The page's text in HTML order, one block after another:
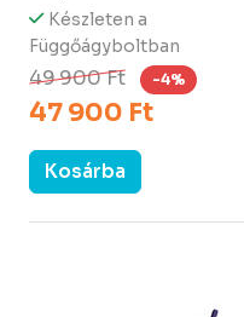
Készleten a
Függőágyboltban
49 900 Ft -4%
47 900 Ft
Kosárba